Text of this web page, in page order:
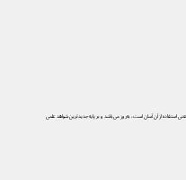
استفاده از آن آسان است، به‌روز می‌باشد و بر پایه جدیدترین شواهد علمی